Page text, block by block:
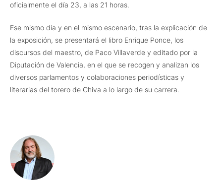
oficialmente el día 23, a las 21 horas.
Ese mismo día y en el mismo escenario, tras la explicación de
la exposición, se presentará el libro Enrique Ponce, los
discursos del maestro, de Paco Villaverde y editado por la
Diputación de Valencia, en el que se recogen y analizan los
diversos parlamentos y colaboraciones periodísticas y
literarias del torero de Chiva a lo largo de su carrera.